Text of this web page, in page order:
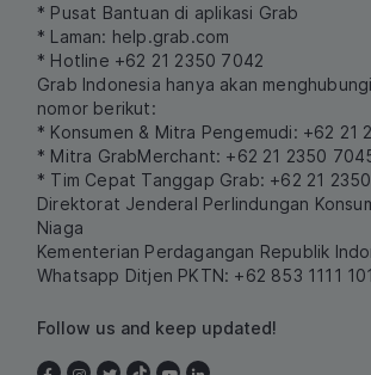
* Pusat Bantuan di aplikasi Grab
* Laman: help.grab.com
* Hotline +62 21 2350 7042
Grab Indonesia hanya akan
nomor berikut:
* Konsumen & Mitra Pengemudi: +62 21
* Mitra GrabMerchant: +62 21 2350
* Tim Cepat Tanggap Grab: +62 21
Direktorat Jenderal Perlindungan
Niaga
Kementerian Perdagangan Republik
Whatsapp Ditjen PKTN: +62 853 1111
Follow us and keep updated!